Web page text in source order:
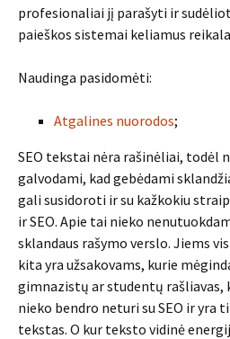
profesionaliai jį parašyti ir
paieškos sistemai keliamus
Naudinga pasidomėti:
Atgalines nuorodos;
SEO tekstai nėra rašinėliai, todėl
galvodami, kad gebėdami
gali susidoroti ir su kažkokiu
ir SEO. Apie tai nieko
sklandaus rašymo verslo. Jiems
kita yra užsakovams, kurie
gimnazistų ar studentų rašliavas,
nieko bendro neturi su SEO ir yra
tekstas. O kur teksto vidinė